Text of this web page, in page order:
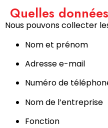
Quelles
Nous pouvons collecter
Nom et prénom
Adresse e-mail
Numéro de
Nom de l’entreprise
Fonction